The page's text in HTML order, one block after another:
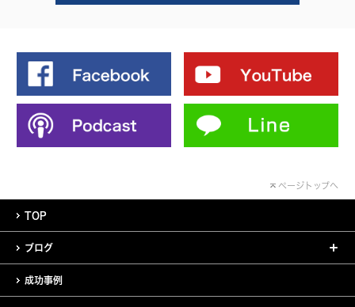
ページトップへ
TOP
ブログ
成功事例